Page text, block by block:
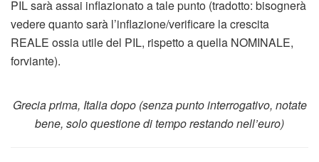
PIL sarà assai inflazionato a tale punto (tradotto: bisognerà
vedere quanto sarà l’inflazione/verificare la crescita
REALE ossia utile del PIL, rispetto a quella NOMINALE,
forviante).
Grecia prima, Italia dopo (senza punto interrogativo, notate
bene, solo questione di tempo restando nell’euro)